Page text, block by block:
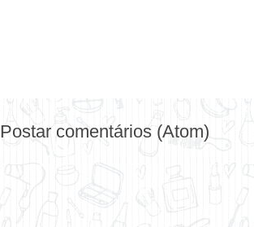
Postar comentários (Atom)